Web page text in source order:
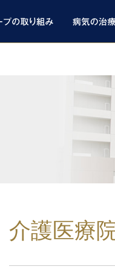
介護医療